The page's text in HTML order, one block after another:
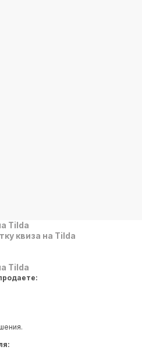
Tilda
квиза на Tilda
Tilda